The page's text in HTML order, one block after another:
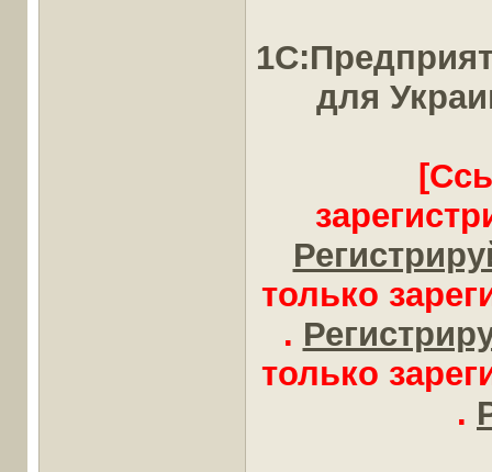
для
только
.
только
.